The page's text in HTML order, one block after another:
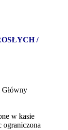
/
w kasie
ograniczona